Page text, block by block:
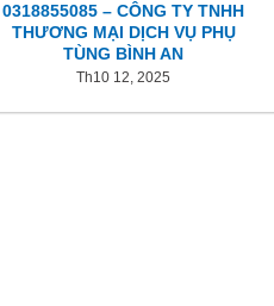
0318855085 – CÔNG TY TNHH
THƯƠNG MẠI DỊCH VỤ PHỤ
TÙNG BÌNH AN
Th10 12, 2025